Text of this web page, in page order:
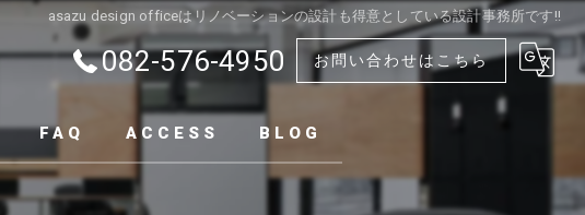
asazu design officeはリノベーションの設計も得意としている設計事務所です!!
082-576-4950 お問い合わせはこちら
FAQ ACCESS BLOG